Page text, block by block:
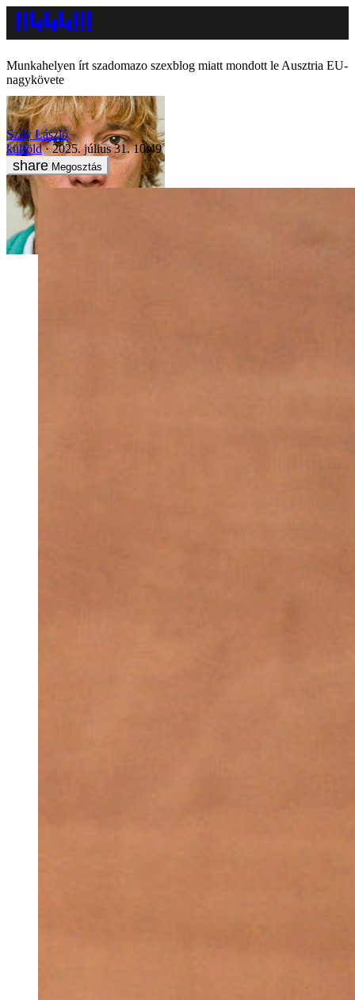
Munkahelyen írt szadomazo szexblog miatt mondott le Ausztria EU-
nagykövete
Szily László
külföld
2025. július 31. 10:49
Megosztás